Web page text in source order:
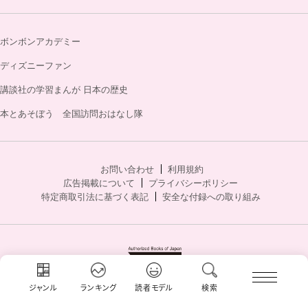
ジャンル ランキング 読者モデル 検索
ボンボンアカデミー
ディズニーファン
講談社の学習まんが 日本の歴史
本とあそぼう 全国訪問おはなし隊
お問い合わせ
利用規約
広告掲載について
プライバシーポリシー
特定商取引法に基づく表記
安全な付録への取り組み